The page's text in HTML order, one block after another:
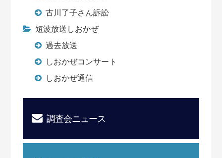
古川了子さん訴訟
短波放送しおかぜ
過去放送
しおかぜコンサート
しおかぜ通信
調査会ニュース